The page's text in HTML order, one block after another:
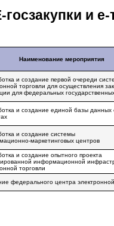
госзакупки и e-
Наименование мероприятия
и создание первой очереди
торговли для осуществления
для федеральных
и создание единой базы данных
и создание системы
маркетинговых центров
и создание опытного проекта
информационной
торговли
федерального центра